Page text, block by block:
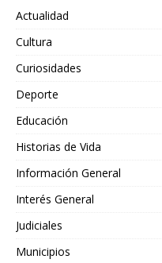
Actualidad
Cultura
Curiosidades
Deporte
Educación
Historias de Vida
Información General
Interés General
Judiciales
Municipios